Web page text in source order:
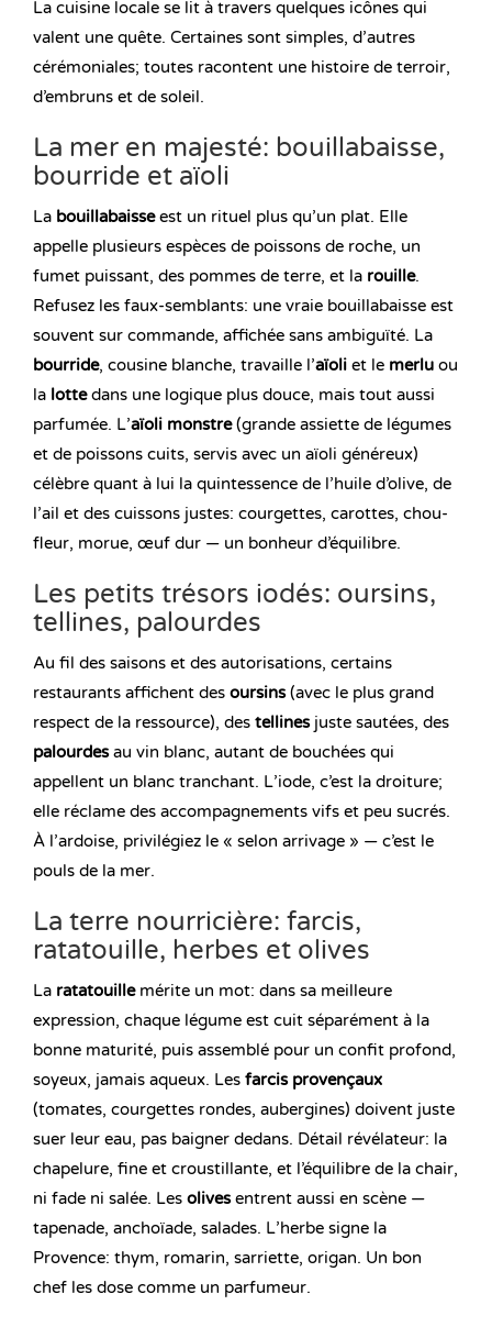
La cuisine locale se lit à travers quelques icônes qui
valent une quête. Certaines sont simples, d’autres
cérémoniales; toutes racontent une histoire de terroir,
d’embruns et de soleil.
La mer en majesté: bouillabaisse,
bourride et aïoli
La bouillabaisseest un rituel plus qu’un plat. Elle
appelle plusieurs espèces de poissons de roche, un
fumet puissant, des pommes de terre, et la rouille.
Refusez les faux-semblants: une vraie bouillabaisse est
souvent sur commande, affichée sans ambiguïté. La
bourride, cousine blanche, travaille l’aïoli et le merlu ou
la lottedans une logique plus douce, mais tout aussi
parfumée. L’aïoli monstre(grande assiette de légumes
et de poissons cuits, servis avec un aïoli généreux)
célèbre quant à lui la quintessence de l’huile d’olive, de
l’ail et des cuissons justes: courgettes, carottes, chou-
fleur, morue, œuf dur — un bonheur d’équilibre.
Les petits trésors iodés: oursins,
tellines, palourdes
Au fil des saisons et des autorisations, certains
restaurants affichent des oursins(avec le plus grand
respect de la ressource), des tellinesjuste sautées, des
palourdesau vin blanc, autant de bouchées qui
appellent un blanc tranchant. L’iode, c’est la droiture;
elle réclame des accompagnements vifs et peu sucrés.
À l’ardoise, privilégiez le « selon arrivage » — c’est le
pouls de la mer.
La terre nourricière: farcis,
ratatouille, herbes et olives
La ratatouillemérite un mot: dans sa meilleure
expression, chaque légume est cuit séparément à la
bonne maturité, puis assemblé pour un confit profond,
soyeux, jamais aqueux. Les farcis provençaux
(tomates, courgettes rondes, aubergines) doivent juste
suer leur eau, pas baigner dedans. Détail révélateur: la
chapelure, fine et croustillante, et l’équilibre de la chair,
ni fade ni salée. Les olivesentrent aussi en scène —
tapenade, anchoïade, salades. L’herbe signe la
Provence: thym, romarin, sarriette, origan. Un bon
chef les dose comme un parfumeur.